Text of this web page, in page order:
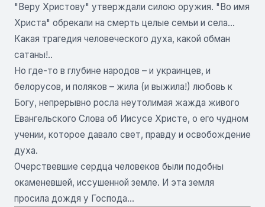
"Веру Христову" утверждали силою оружия. "Во имя
Христа" обрекали на смерть целые семьи и села…
Какая трагедия человеческого духа, какой обман
сатаны!..
Но где-то в глубине народов – и украинцев, и
белорусов, и поляков – жила (и выжила!) любовь к
Богу, непрерывно росла неутолимая жажда живого
Евангельского Слова об Иисусе Христе, о его чудном
учении, которое давало свет, правду и освобождение
духа.
Очерствевшие сердца человеков были подобны
окаменевшей, иссушенной земле. И эта земля
просила дождя у Господа…